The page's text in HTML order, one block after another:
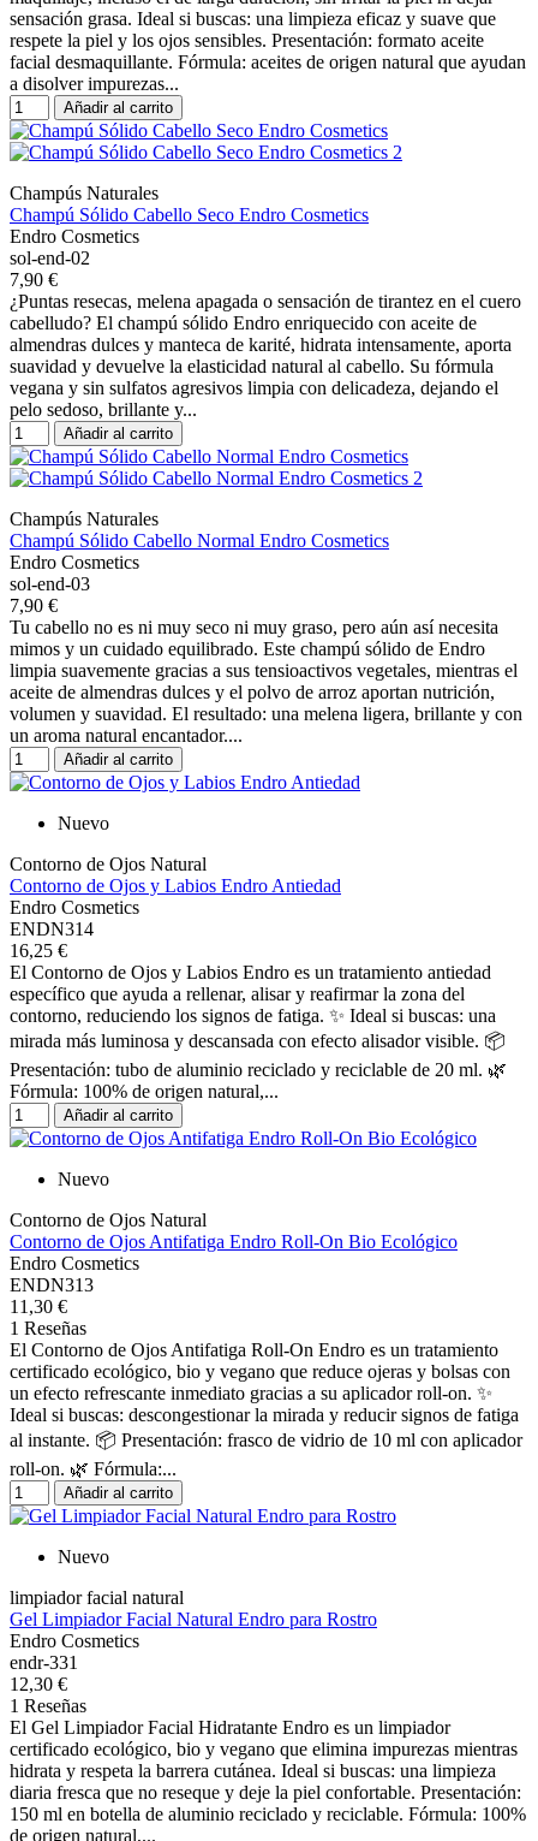
sensación grasa. Ideal si buscas: una limpieza eficaz y suave que
respete la piel y los ojos sensibles. Presentación: formato aceite
facial desmaquillante. Fórmula: aceites de origen natural que ayudan
a disolver impurezas...
Añadir al carrito
Champús Naturales
Champú Sólido Cabello Seco Endro Cosmetics
Endro Cosmetics
sol-end-02
7,90 €
¿Puntas resecas, melena apagada o sensación de tirantez en el cuero
cabelludo? El champú sólido Endro enriquecido con aceite de
almendras dulces y manteca de karité, hidrata intensamente, aporta
suavidad y devuelve la elasticidad natural al cabello. Su fórmula
vegana y sin sulfatos agresivos limpia con delicadeza, dejando el
pelo sedoso, brillante y...
Añadir al carrito
Champús Naturales
Champú Sólido Cabello Normal Endro Cosmetics
Endro Cosmetics
sol-end-03
7,90 €
Tu cabello no es ni muy seco ni muy graso, pero aún así necesita
mimos y un cuidado equilibrado. Este champú sólido de Endro
limpia suavemente gracias a sus tensioactivos vegetales, mientras el
aceite de almendras dulces y el polvo de arroz aportan nutrición,
volumen y suavidad. El resultado: una melena ligera, brillante y con
un aroma natural encantador....
Añadir al carrito
Nuevo
Contorno de Ojos Natural
Contorno de Ojos y Labios Endro Antiedad
Endro Cosmetics
ENDN314
16,25 €
El Contorno de Ojos y Labios Endro es un tratamiento antiedad
específico que ayuda a rellenar, alisar y reafirmar la zona del
contorno, reduciendo los signos de fatiga. ✨ Ideal si buscas: una
mirada más luminosa y descansada con efecto alisador visible. 📦
Presentación: tubo de aluminio reciclado y reciclable de 20 ml. 🌿
Fórmula: 100% de origen natural,...
Añadir al carrito
Nuevo
Contorno de Ojos Natural
Contorno de Ojos Antifatiga Endro Roll-On Bio Ecológico
Endro Cosmetics
ENDN313
11,30 €
1 Reseñas
El Contorno de Ojos Antifatiga Roll-On Endro es un tratamiento
certificado ecológico, bio y vegano que reduce ojeras y bolsas con
un efecto refrescante inmediato gracias a su aplicador roll-on. ✨
Ideal si buscas: descongestionar la mirada y reducir signos de fatiga
al instante. 📦 Presentación: frasco de vidrio de 10 ml con aplicador
roll-on. 🌿 Fórmula:...
Añadir al carrito
Nuevo
limpiador facial natural
Gel Limpiador Facial Natural Endro para Rostro
Endro Cosmetics
endr-331
12,30 €
1 Reseñas
El Gel Limpiador Facial Hidratante Endro es un limpiador
certificado ecológico, bio y vegano que elimina impurezas mientras
hidrata y respeta la barrera cutánea. Ideal si buscas: una limpieza
diaria fresca que no reseque y deje la piel confortable. Presentación:
150 ml en botella de aluminio reciclado y reciclable. Fórmula: 100%
de origen natural,...